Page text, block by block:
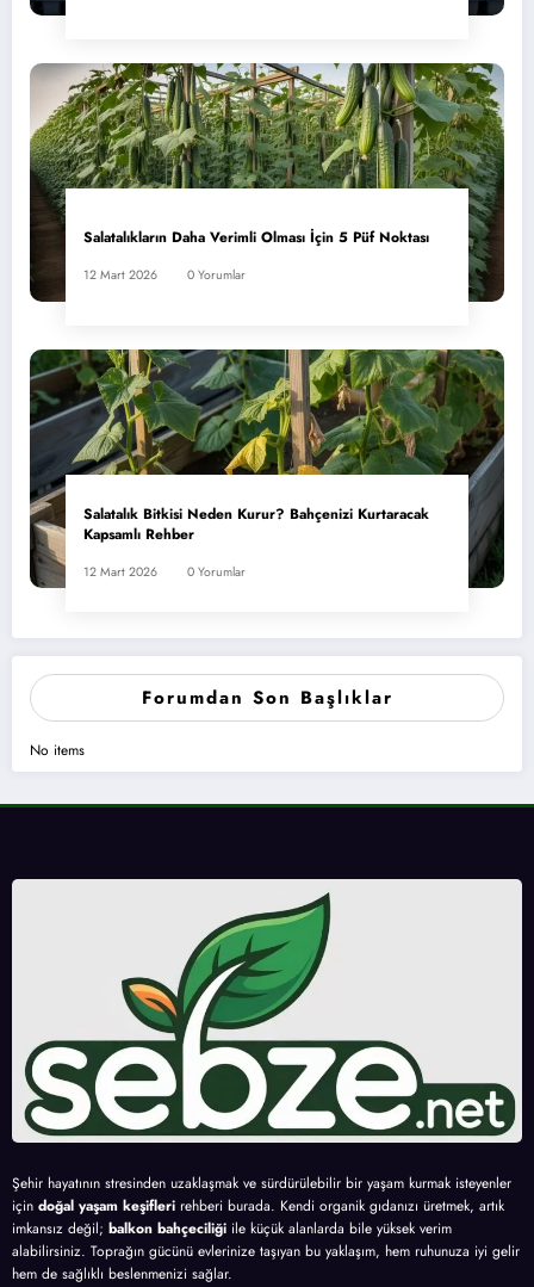
Salatalıkların Daha Verimli Olması İçin 5 Püf Noktası
12 Mart 2026 0 Yorumlar
Salatalık Bitkisi Neden Kurur? Bahçenizi Kurtaracak
Kapsamlı Rehber
12 Mart 2026 0 Yorumlar
Forumdan Son Başlıklar
No items
Şehir hayatının stresinden uzaklaşmak ve sürdürülebilir bir yaşam kurmak isteyenler
için doğal yaşam keşifleri rehberi burada. Kendi organik gıdanızı üretmek, artık
imkansız değil; balkon bahçeciliği ile küçük alanlarda bile yüksek verim
alabilirsiniz. Toprağın gücünü evlerinize taşıyan bu yaklaşım, hem ruhunuza iyi gelir
hem de sağlıklı beslenmenizi sağlar.